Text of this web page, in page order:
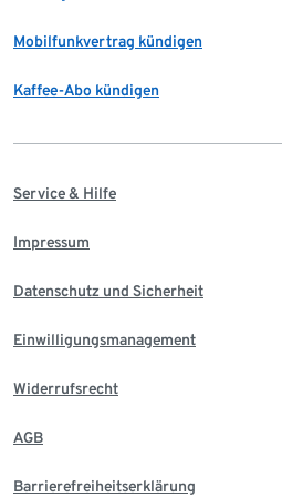
Mobilfunkvertrag kündigen
Kaffee-Abo kündigen
Service & Hilfe
Impressum
Datenschutz und Sicherheit
Einwilligungsmanagement
Widerrufsrecht
AGB
Barrierefreiheitserklärung